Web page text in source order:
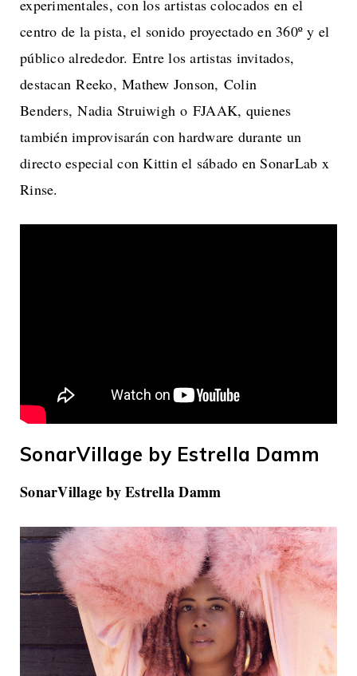
experimentales, con los artistas colocados en el
centro de la pista, el sonido proyectado en 360º y el
público alrededor. Entre los artistas invitados,
destacan Reeko, Mathew Jonson, Colin
Benders, Nadia Struiwigh o FJAAK, quienes
también improvisarán con hardware durante un
directo especial con Kittin el sábado en SonarLab x
Rinse.
SonarVillage by Estrella Damm
SonarVillage by Estrella Damm